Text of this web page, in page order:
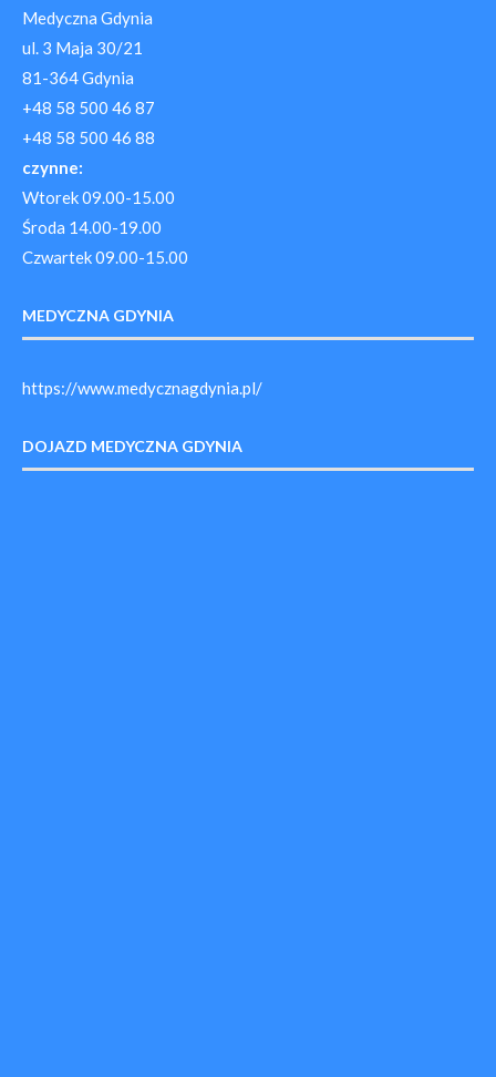
Medyczna Gdynia
ul. 3 Maja 30/21
81-364 Gdynia
+48 58 500 46 87
+48 58 500 46 88
czynne:
Wtorek 09.00-15.00
Środa 14.00-19.00
Czwartek 09.00-15.00
MEDYCZNA GDYNIA
https://www.medycznagdynia.pl/
DOJAZD MEDYCZNA GDYNIA